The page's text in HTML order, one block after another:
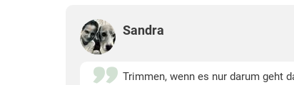
Sandra
Trimmen, wenn es nur darum geht